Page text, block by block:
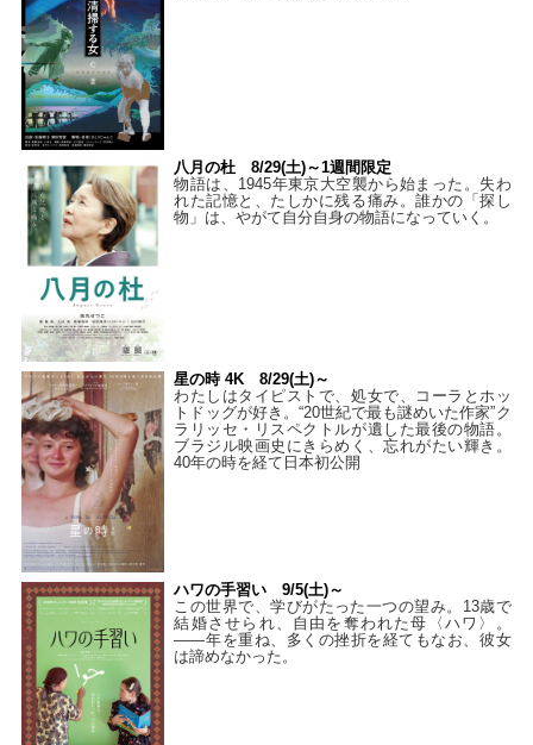
八月の杜 8/29(土)～1週間限定
物語は、1945年東京大空襲から始まった。失わ
れた記憶と、たしかに残る痛み。誰かの「探し
物」は、やがて自分自身の物語になっていく。
星の時 4K 8/29(土)～
わたしはタイピストで、処⼥で、コーラとホッ
トドッグが好き。“20世紀で最も謎めいた作家”ク
ラリッセ・リスペクトルが遺した最後の物語。
ブラジル映画史にきらめく、忘れがたい輝き。
40年の時を経て⽇本初公開
ハワの手習い 9/5(土)～
この世界で、学びがたった一つの望み。13歳で
結婚させられ、自由を奪われた母〈ハワ〉。
——年を重ね、多くの挫折を経てもなお、彼女
は諦めなかった。